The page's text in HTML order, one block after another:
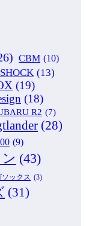
CBM (10)
(13)
(19)
(18)
R2 (7)
(28)
(9)
(43)
ックス (3)
(31)